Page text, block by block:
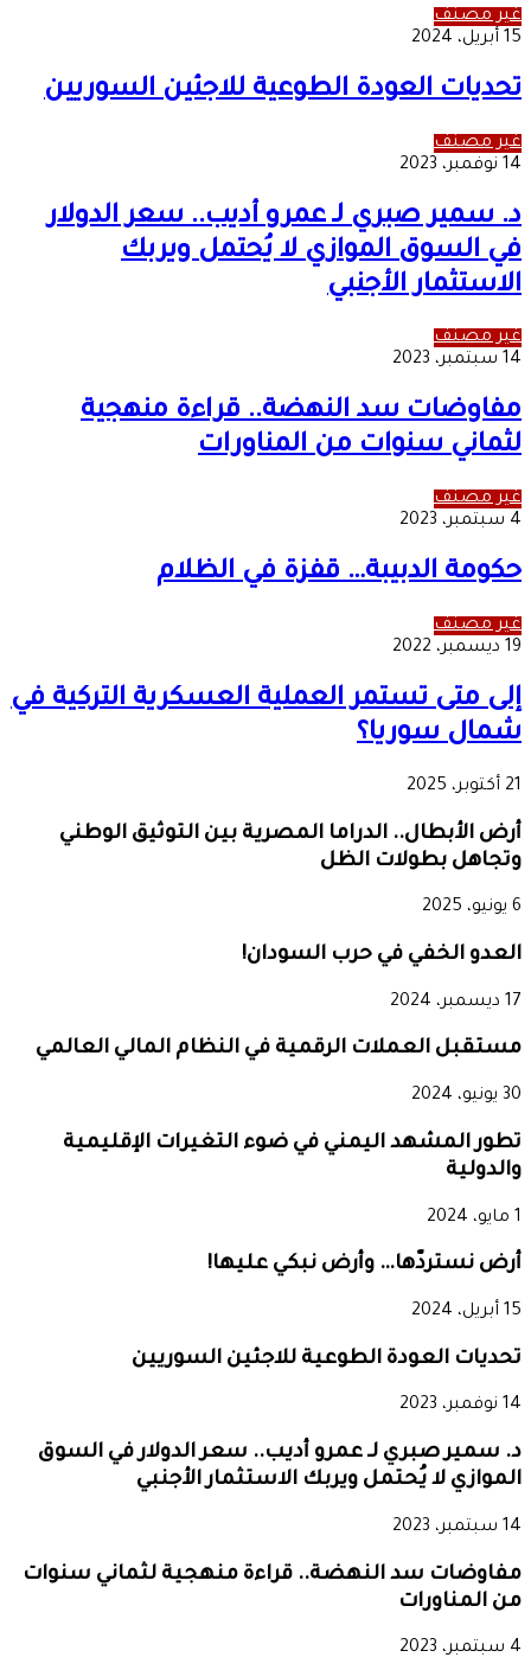
غير مصنف
15 أبريل، 2024
تحديات العودة الطوعية للاجئين السوريين
غير مصنف
14 نوفمبر، 2023
د. سمير صبري لـ عمرو أديب.. سعر الدولار
في السوق الموازي لا يُحتمل ويربك
الاستثمار الأجنبي
غير مصنف
14 سبتمبر، 2023
مفاوضات سد النهضة.. قراءة منهجية
لثماني سنوات من المناورات
غير مصنف
4 سبتمبر، 2023
حكومة الدبيبة… قفزة في الظلام
غير مصنف
19 ديسمبر، 2022
إلى متى تستمر العملية العسكرية التركية في
شمال سوريا؟
21 أكتوبر، 2025
أرض الأبطال.. الدراما المصرية بين التوثيق الوطني
وتجاهل بطولات الظل
6 يونيو، 2025
العدو الخفي في حرب السودان!
17 ديسمبر، 2024
مستقبل العملات الرقمية في النظام المالي العالمي
30 يونيو، 2024
تطور المشهد اليمني في ضوء التغيرات الإقليمية
والدولية
1 مايو، 2024
أرض نستردّها… وأرض نبكي عليها!
15 أبريل، 2024
تحديات العودة الطوعية للاجئين السوريين
14 نوفمبر، 2023
د. سمير صبري لـ عمرو أديب.. سعر الدولار في السوق
الموازي لا يُحتمل ويربك الاستثمار الأجنبي
14 سبتمبر، 2023
مفاوضات سد النهضة.. قراءة منهجية لثماني سنوات
من المناورات
4 سبتمبر، 2023